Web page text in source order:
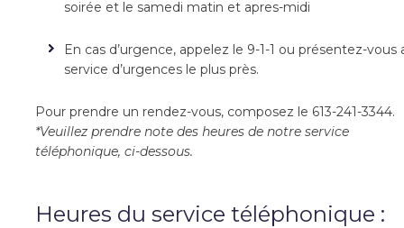
soirée et le samedi matin et apres-midi
En cas d’urgence, appelez le 9-1-1 ou présentez-vous
service d’urgences le plus près.
Pour prendre un rendez-vous, composez le 613-241-3344.
*Veuillez prendre note des heures de notre service
téléphonique, ci-dessous.
Heures du service téléphonique :